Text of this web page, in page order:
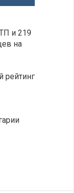
и 219
на
рейтинг